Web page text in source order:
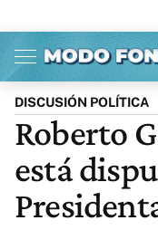
Inicio
Política
Ciencia
Cultura
Internacional
CARAS
Videos
Actualidad
DISCUSIÓN POLÍTICA
Roberto
está